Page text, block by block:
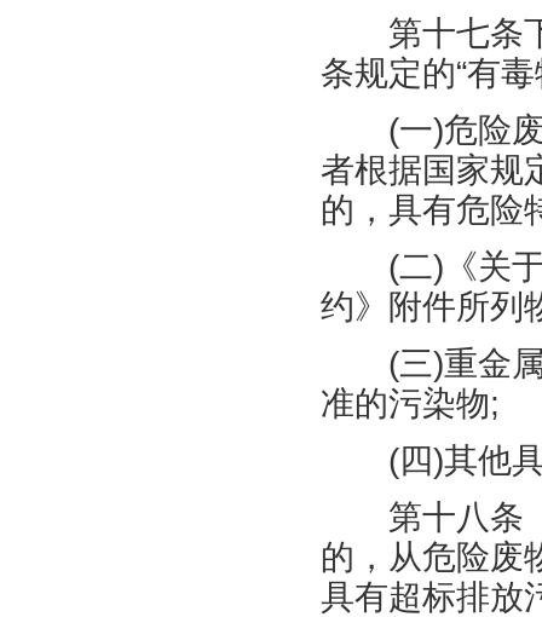
第十七条下
条规定的“有
(一)危险
者根据国家规
的，具有危险
(二) 《关
约》附件所列
(三)重金
准的污染物;
(四)其他
第十八条
的，从危险废
具有超标排放